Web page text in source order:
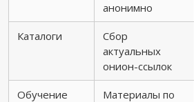
анонимно
Каталоги
Сбор
актуальных
онион-ссылок
Обучение
Материалы по